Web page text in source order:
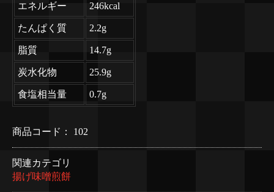
エネルギー 246kcal
たんぱく質 2.2g
脂質 14.7g
炭水化物 25.9g
食塩相当量 0.7g
商品コード： 102
関連カテゴリ
揚げ味噌煎餅